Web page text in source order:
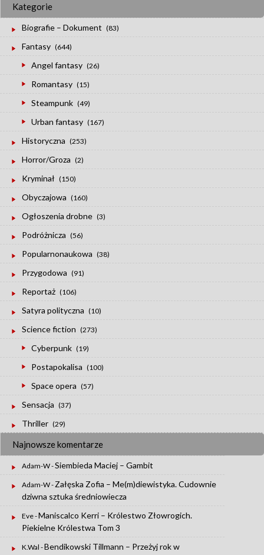
Kategorie
Biografie – Dokument (83)
Fantasy (644)
Angel fantasy (26)
Romantasy (15)
Steampunk (49)
Urban fantasy (167)
Historyczna (253)
Horror/Groza (2)
Kryminał (150)
Obyczajowa (160)
Ogłoszenia drobne (3)
Podróżnicza (56)
Popularnonaukowa (38)
Przygodowa (91)
Reportaż (106)
Satyra polityczna (10)
Science fiction (273)
Cyberpunk (19)
Postapokalisa (100)
Space opera (57)
Sensacja (37)
Thriller (29)
Najnowsze komentarze
Adam-W-Siembieda Maciej – Gambit
Adam-W- Załęska Zofia – Me(m)diewistyka. Cudownie
dziwna sztuka średniowiecza
Eve-Maniscalco Kerri – Królestwo Złowrogich.
Piekielne Królestwa Tom 3
K.Wal -Bendikowski Tillmann – Przeżyj rok w